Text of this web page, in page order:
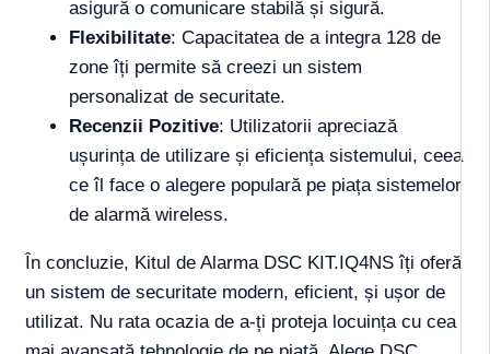
asigură o comunicare stabilă și sigură.
Flexibilitate: Capacitatea de a integra 128 de
zone îți permite să creezi un sistem
personalizat de securitate.
Recenzii Pozitive: Utilizatorii apreciază
ușurința de utilizare și eficiența sistemului, ceea
ce îl face o alegere populară pe piața sistemelor
de alarmă wireless.
În concluzie, Kitul de Alarma DSC KIT.IQ4NS îți oferă
un sistem de securitate modern, eficient, și ușor de
utilizat. Nu rata ocazia de a-ți proteja locuința cu cea